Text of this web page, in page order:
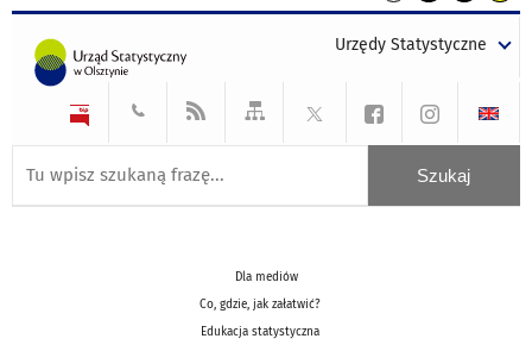
kontrastkontrast
tekst
czarnym
kontrast
tekst
czarnym
tekst
żółtym
Urzędy Statystyczne
Dla mediów
Co, gdzie, jak załatwić?
Edukacja statystyczna